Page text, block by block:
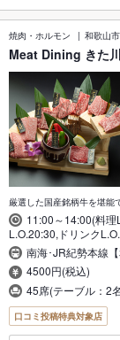
焼肉・ホルモン 和歌山
Meat Dining きた
厳選した国産銘柄牛を堪能
11:00～14:00(料
L.O.20:30,ドリンク
南海･JR紀勢本線
4500円(税込)
45席(テーブル：2
口コミ投稿特典対象店